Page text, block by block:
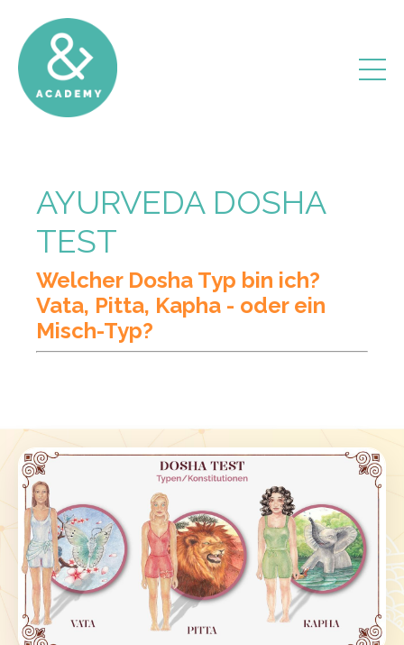
AYURVEDA DOSHA
TEST
Welcher Dosha Typ bin ich?
Vata, Pitta, Kapha - oder ein
Misch-Typ?